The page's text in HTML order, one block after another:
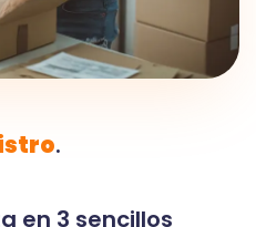
.
en 3 sencillos